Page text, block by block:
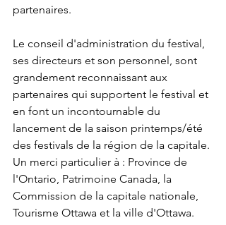
partenaires.
Le conseil d'administration du festival,
ses directeurs et son personnel, sont
grandement reconnaissant aux
partenaires qui supportent le festival et
en font un incontournable du
lancement de la saison printemps/été
des festivals de la région de la capitale.
Un merci particulier à : Province de
l'Ontario, Patrimoine Canada, la
Commission de la capitale nationale,
Tourisme Ottawa et la ville d'Ottawa.